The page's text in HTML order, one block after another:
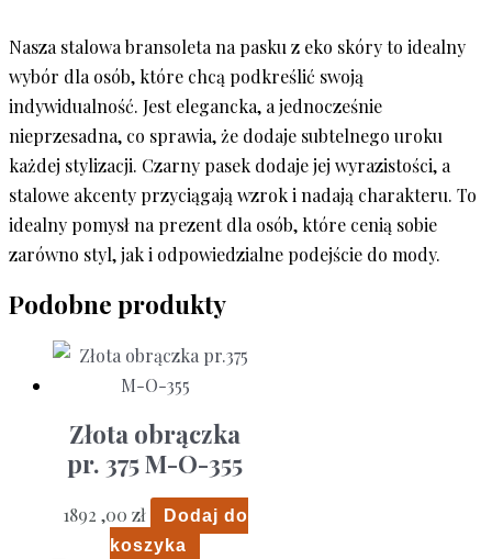
Nasza stalowa bransoleta na pasku z eko skóry to idealny
wybór dla osób, które chcą podkreślić swoją
indywidualność. Jest elegancka, a jednocześnie
nieprzesadna, co sprawia, że dodaje subtelnego uroku
każdej stylizacji. Czarny pasek dodaje jej wyrazistości, a
stalowe akcenty przyciągają wzrok i nadają charakteru. To
idealny pomysł na prezent dla osób, które cenią sobie
zarówno styl, jak i odpowiedzialne podejście do mody.
Podobne produkty
Złota obrączka
pr. 375 M-O-355
1892 ,00 zł
Dodaj do
koszyka